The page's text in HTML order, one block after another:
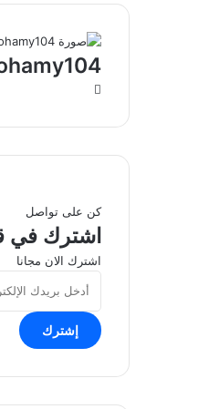
كن على تواصل
اشترك في
اشترك الان مجانا
بريدك
الإلكتروني